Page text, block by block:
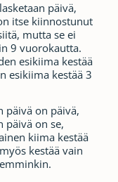
päivä,
itse kiinnostunut
mutta se ei
9 vuorokautta.
esikiima kestää
esikiima kestää 3
päivä on päivä,
päivä on se,
kiima kestää
kestää vain